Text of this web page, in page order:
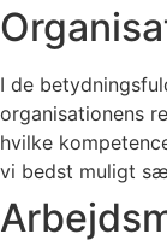
I de
organisationens
hvilke
vi bedst muligt